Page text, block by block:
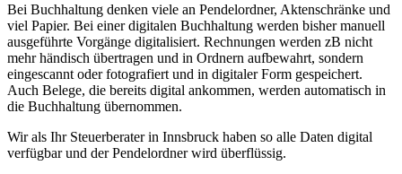
Bei Buchhaltung denken viele an Pendelordner, Aktenschränke und
viel Papier. Bei einer digitalen Buchhaltung werden bisher manuell
ausgeführte Vorgänge digitalisiert. Rechnungen werden zB nicht
mehr händisch übertragen und in Ordnern aufbewahrt, sondern
eingescannt oder fotografiert und in digitaler Form gespeichert.
Auch Belege, die bereits digital ankommen, werden automatisch in
die Buchhaltung übernommen.
Wir als Ihr Steuerberater in Innsbruck haben so alle Daten digital
verfügbar und der Pendelordner wird überflüssig.